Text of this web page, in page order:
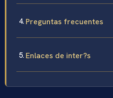
Preguntas frecuentes
Enlaces de inter?s